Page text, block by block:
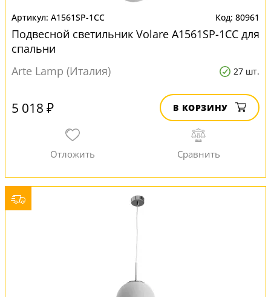
A1561SP-1CC 80961
Подвесной светильник Volare A1561SP-1CC для
спальни
Arte Lamp (Италия)
27 шт.
5 018 ₽ В КОРЗИНУ